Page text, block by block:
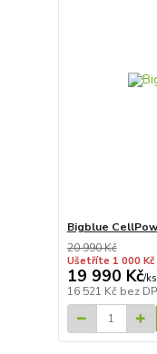
Bigblue
20 990 Kč
Ušetříte 1 000 Kč
19 990 Kč/ks
16 521 Kč bez